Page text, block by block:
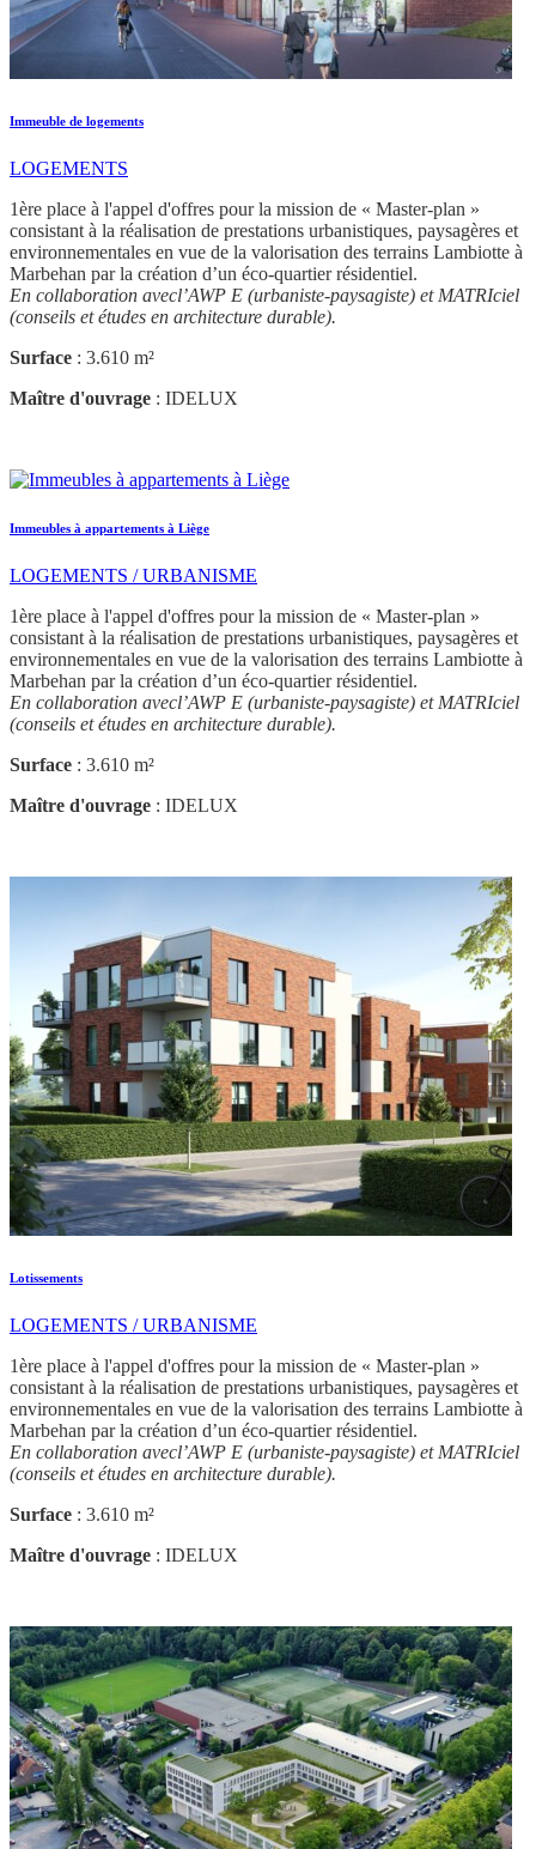
Immeuble de logements
LOGEMENTS
1ère place à l'appel d'offres pour la mission de « Master-plan »
consistant à la réalisation de prestations urbanistiques, paysagères et
environnementales en vue de la valorisation des terrains Lambiotte à
Marbehan par la création d’un éco-quartier résidentiel.
En collaboration avecl’AWP E (urbaniste-paysagiste) et MATRIciel
(conseils et études en architecture durable).
Surface : 3.610 m²
Maître d'ouvrage : IDELUX
Immeubles à appartements à Liège
LOGEMENTS / URBANISME
1ère place à l'appel d'offres pour la mission de « Master-plan »
consistant à la réalisation de prestations urbanistiques, paysagères et
environnementales en vue de la valorisation des terrains Lambiotte à
Marbehan par la création d’un éco-quartier résidentiel.
En collaboration avecl’AWP E (urbaniste-paysagiste) et MATRIciel
(conseils et études en architecture durable).
Surface : 3.610 m²
Maître d'ouvrage : IDELUX
Lotissements
LOGEMENTS / URBANISME
1ère place à l'appel d'offres pour la mission de « Master-plan »
consistant à la réalisation de prestations urbanistiques, paysagères et
environnementales en vue de la valorisation des terrains Lambiotte à
Marbehan par la création d’un éco-quartier résidentiel.
En collaboration avecl’AWP E (urbaniste-paysagiste) et MATRIciel
(conseils et études en architecture durable).
Surface : 3.610 m²
Maître d'ouvrage : IDELUX